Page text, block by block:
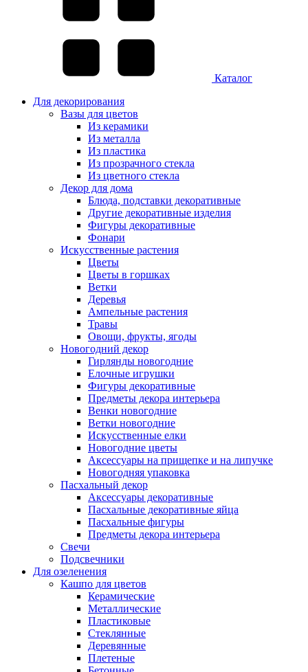
Каталог
Для декорирования
Вазы для цветов
Из керамики
Из металла
Из пластика
Из прозрачного стекла
Из цветного стекла
Декор для дома
Блюда, подставки декоративные
Другие декоративные изделия
Фигуры декоративные
Фонари
Искусственные растения
Цветы
Цветы в горшках
Ветки
Деревья
Ампельные растения
Травы
Овощи, фрукты, ягоды
Новогодний декор
Гирлянды новогодние
Елочные игрушки
Фигуры декоративные
Предметы декора интерьера
Венки новогодние
Ветки новогодние
Искусственные елки
Новогодние цветы
Аксессуары на прищепке и на липучке
Новогодняя упаковка
Пасхальный декор
Аксессуары декоративные
Пасхальные декоративные яйца
Пасхальные фигуры
Предметы декора интерьера
Свечи
Подсвечники
Для озеленения
Кашпо для цветов
Керамические
Металлические
Пластиковые
Стеклянные
Деревянные
Плетеные